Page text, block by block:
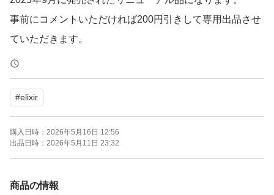
事前にコメントいただければ200円引きして専用出品させ
ていただきます。
#elixir
購入日時： 2026年5月16日 12:56
出品日時： 2026年5月11日 23:32
商品の情報